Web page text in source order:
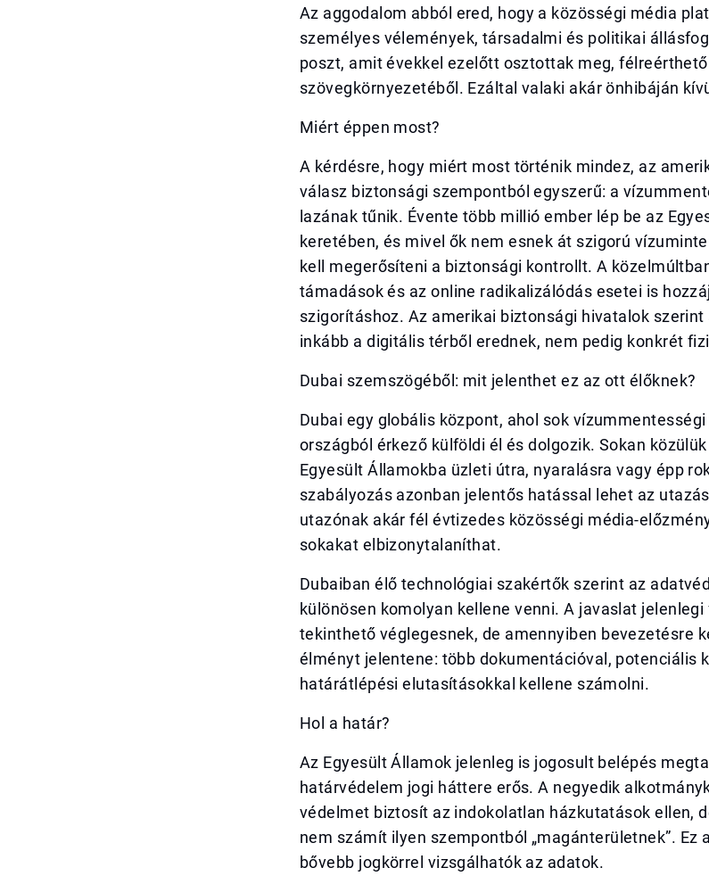
Az aggodalom abból ered, hogy a közösségi média
személyes vélemények, társadalmi és politikai
poszt, amit évekkel ezelőtt osztottak meg,
szövegkörnyezetéből. Ezáltal valaki akár önhibáján
Miért éppen most?
A kérdésre, hogy miért most történik mindez, az
válasz biztonsági szempontból egyszerű: a
lazának tűnik. Évente több millió ember lép be az
keretében, és mivel ők nem esnek át szigorú
kell megerősíteni a biztonsági kontrollt. A
támadások és az online radikalizálódás esetei is
szigorításhoz. Az amerikai biztonsági hivatalok
inkább a digitális térből erednek, nem pedig konkrét
Dubai szemszögéből: mit jelenthet ez az ott élőknek?
Dubai egy globális központ, ahol sok
országból érkező külföldi él és dolgozik. Sokan
Egyesült Államokba üzleti útra, nyaralásra vagy épp
szabályozás azonban jelentős hatással lehet az
utazónak akár fél évtizedes közösségi média-
sokakat elbizonytalaníthat.
Dubaiban élő technológiai szakértők szerint az
különösen komolyan kellene venni. A javaslat
tekinthető véglegesnek, de amennyiben bevezetésre
élményt jelentene: több dokumentációval, potenciális
határátlépési elutasításokkal kellene számolni.
Hol a határ?
Az Egyesült Államok jelenleg is jogosult belépés
határvédelem jogi háttere erős. A negyedik
védelmet biztosít az indokolatlan házkutatások ellen,
nem számít ilyen szempontból „magánterületnek”. Ez
bővebb jogkörrel vizsgálhatók az adatok.